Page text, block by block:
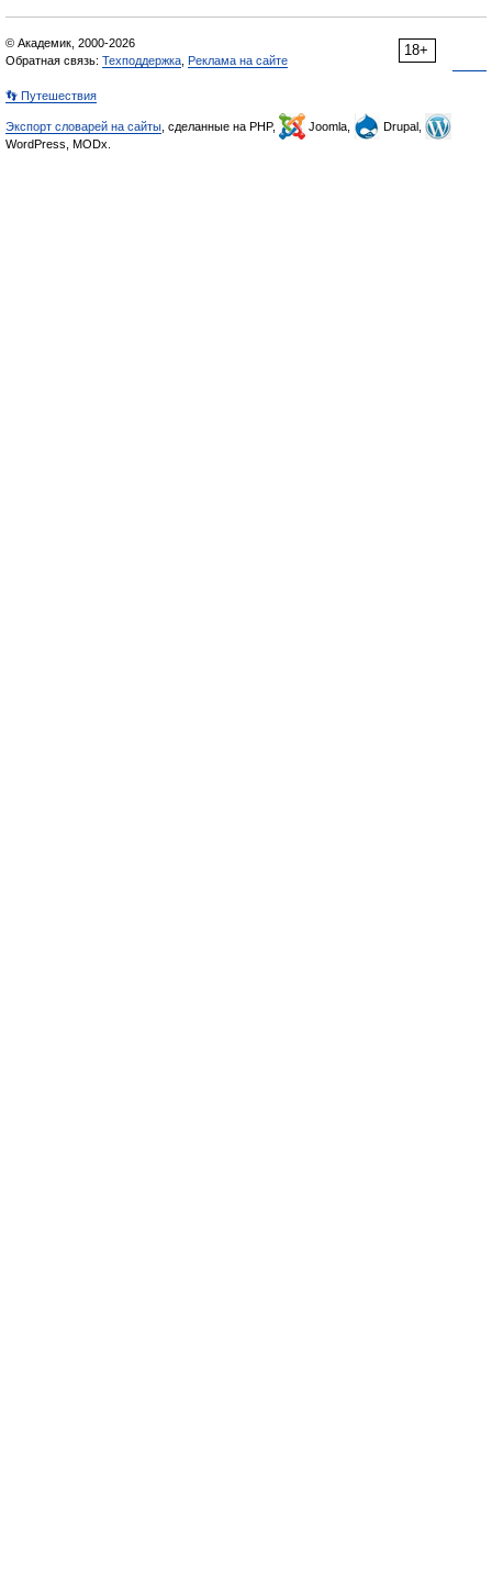
18+
© Академик, 2000-2026
Обратная связь: Техподдержка Реклама на сайте
👣 Путешествия
Экспорт словарей на сайты , сделанные на PHP, Joomla,
Drupal,
WordPress, MODx.